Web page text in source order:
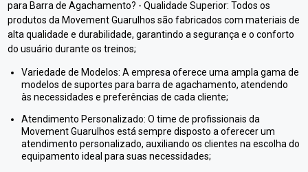
para Barra de Agachamento? - Qualidade Superior: Todos os
produtos da Movement Guarulhos são fabricados com materiais de
alta qualidade e durabilidade, garantindo a segurança e o conforto
do usuário durante os treinos;
Variedade de Modelos: A empresa oferece uma ampla gama de
modelos de suportes para barra de agachamento, atendendo
às necessidades e preferências de cada cliente;
Atendimento Personalizado: O time de profissionais da
Movement Guarulhos está sempre disposto a oferecer um
atendimento personalizado, auxiliando os clientes na escolha do
equipamento ideal para suas necessidades;